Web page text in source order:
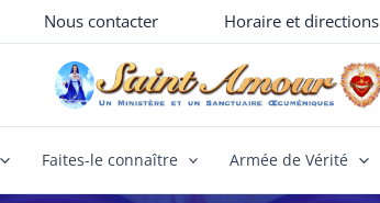
Nous contacter Horaire et directions
Faites-le connaître Armée de Vérité